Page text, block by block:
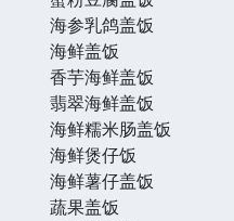
海参乳鸽盖饭
海鲜盖饭
香芋海鲜盖饭
翡翠海鲜盖饭
海鲜糯米肠盖饭
海鲜煲仔饭
海鲜薯仔盖饭
蔬果盖饭